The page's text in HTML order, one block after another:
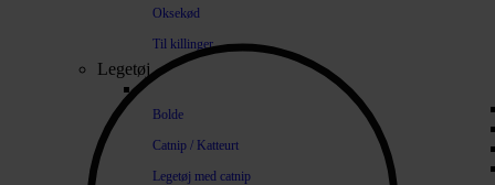
Oksekød
Til killinger
Legetøj
Bolde
Catnip / Katteurt
Legetøj med catnip